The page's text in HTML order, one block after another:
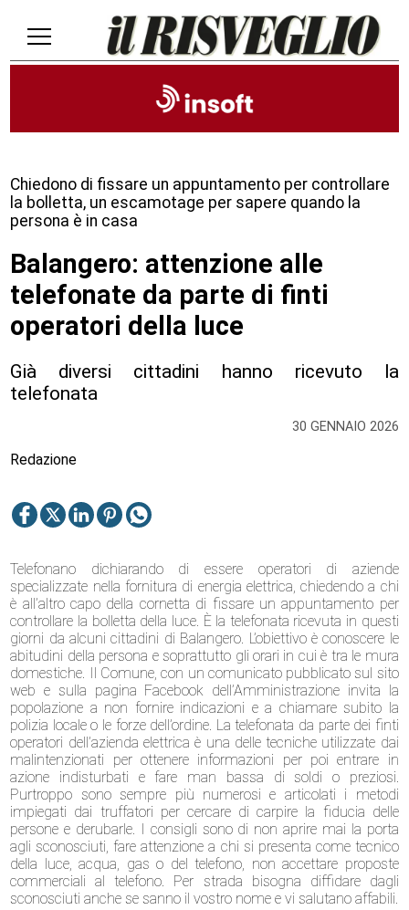
30 GENNAIO 2026
Chiedono di fissare un appuntamento per controllare
la bolletta, un escamotage per sapere quando la
persona è in casa
Balangero: attenzione alle
telefonate da parte di finti
operatori della luce
Già diversi cittadini hanno ricevuto la
telefonata
Redazione
Telefonano dichiarando di essere operatori di aziende
specializzate nella fornitura di energia elettrica, chiedendo a chi
è all’altro capo della cornetta di fissare un appuntamento per
controllare la bolletta della luce. È la telefonata ricevuta in questi
giorni da alcuni cittadini di Balangero. L’obiettivo è conoscere le
abitudini della persona e soprattutto gli orari in cui è tra le mura
domestiche. Il Comune, con un comunicato pubblicato sul sito
web e sulla pagina Facebook dell’Amministrazione invita la
popolazione a non fornire indicazioni e a chiamare subito la
polizia locale o le forze dell’ordine. La telefonata da parte dei finti
operatori dell’azienda elettrica è una delle tecniche utilizzate dai
malintenzionati per ottenere informazioni per poi entrare in
azione indisturbati e fare man bassa di soldi o preziosi.
Purtroppo sono sempre più numerosi e articolati i metodi
impiegati dai truffatori per cercare di carpire la fiducia delle
persone e derubarle. I consigli sono di non aprire mai la porta
agli sconosciuti, fare attenzione a chi si presenta come tecnico
della luce, acqua, gas o del telefono, non accettare proposte
commerciali al telefono. Per strada bisogna diffidare dagli
sconosciuti anche se sanno il vostro nome e vi salutano affabili.